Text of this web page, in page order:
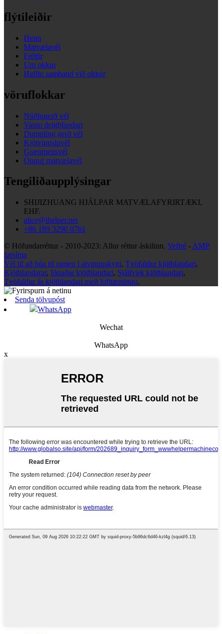
flýtileiðir
Heim
Matvælavél
Fréttir
Um okkur
Hafðu samband við okkur
vöruflokkar
Núðlugerð vél
Vaum deigblandari
Dumpling gerð vél
Kjötvinnsluvél
Grænmetisvél
Önnur matvælavél
Tengiliðaupplýsingar
SHIJIZHUANG HJÁLPAR MATVÆLAFYRIRTÆKI,
EHF.
alice@ihelper.net
+86 189 3290 0761
© Höfundarréttur - 2010-2023: Allur réttur áskilinn. Veftré - AMP
farsíma
Vél til að búa til ramen í atvinnuskyni, Tvöfaldur kjötblandari,
Kjötblandarar, Iðnaðar kjötblandari, Sjálfvirk kjötblandari,
Tvöfaldur ás kjötblandari með lofttæmingu,
Senda tölvupóst
WhatsApp
Wechat
WhatsApp
x